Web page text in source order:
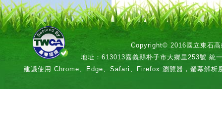
Copyright© 2016國立東石高
地址：613013嘉義縣朴子市大鄉里253號 統
建議使用 Chrome、Edge、Safari、Firefox 瀏覽器，螢幕解